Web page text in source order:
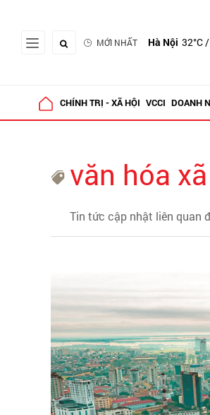
MỚI NHẤT Hà Nội 32°C/
CHÍNH TRỊ - XÃ HỘI VCCI DOANH
văn hóa
Tin tức cập nhật liên quan